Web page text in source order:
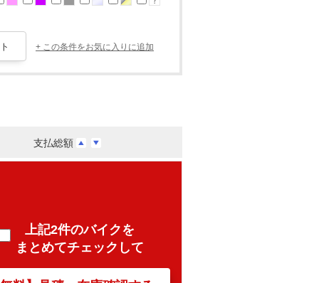
+ この条件をお気に入りに追加
支払総額
上記2件のバイクを
まとめてチェックして